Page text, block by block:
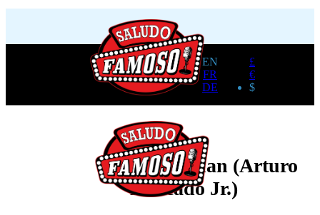
EN
FR
DE
£
€
$
Hal Jordan (Arturo
Mercado Jr.)